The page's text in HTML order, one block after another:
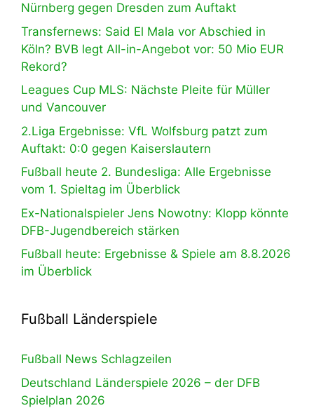
Nürnberg gegen Dresden zum Auftakt
Transfernews: Said El Mala vor Abschied in
Köln? BVB legt All-in-Angebot vor: 50 Mio EUR
Rekord?
Leagues Cup MLS: Nächste Pleite für Müller
und Vancouver
2.Liga Ergebnisse: VfL Wolfsburg patzt zum
Auftakt: 0:0 gegen Kaiserslautern
Fußball heute 2. Bundesliga: Alle Ergebnisse
vom 1. Spieltag im Überblick
Ex-Nationalspieler Jens Nowotny: Klopp könnte
DFB-Jugendbereich stärken
Fußball heute: Ergebnisse & Spiele am 8.8.2026
im Überblick
Fußball Länderspiele
Fußball News Schlagzeilen
Deutschland Länderspiele 2026 – der DFB
Spielplan 2026